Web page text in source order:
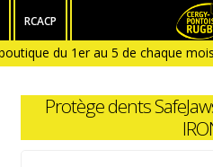
la
contenu
RCACP
du 1er au 5 de chaque
fermée en Janvier et en Aout)
Protège dents